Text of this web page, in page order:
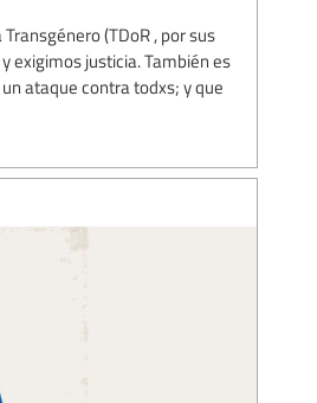
(TDoR , por sus
exigimos justicia. También es
ataque contra todxs; y que